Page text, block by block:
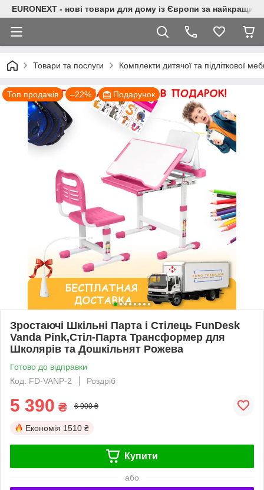
EURONEXT - нові товари для дому із Європи за
Товари та послуги Комплекти дитячої та підліткової
Топ продажів –22% Подарунок
Зростаючі Шкільні Парта і Стілець FunDesk
Vanda Pink,Стіл-Парта Трансформер для
Школярів та Дошкільнят Рожева
Готово до відправки
Код: FD-VANP-2
Роздріб
5 390 ₴ 6 900 ₴
Економія 1510 ₴
Купити
або